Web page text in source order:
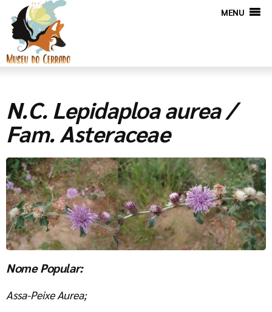
MENU
N.C. Lepidaploa aurea /
Fam. Asteraceae
Nome Popular:
Assa-Peixe Aurea;